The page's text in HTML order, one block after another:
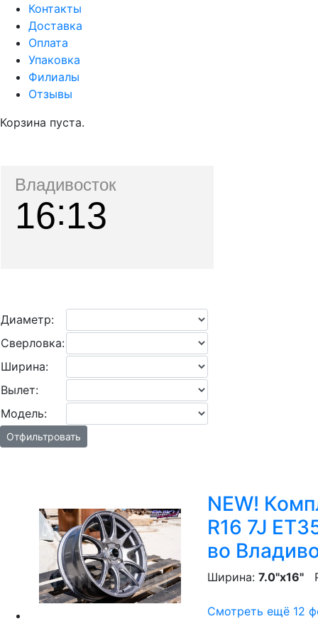
Контакты
Доставка
Оплата
Упаковка
Филиалы
Отзывы
Корзина пуста.
Владивосток
16 13
Диаметр:
Сверловка:
Ширина:
Вылет:
Модель:
Отфильтровать
NEW!
R16 7J
во
Ширина: 7.0"x16"
Смотреть ещё 12